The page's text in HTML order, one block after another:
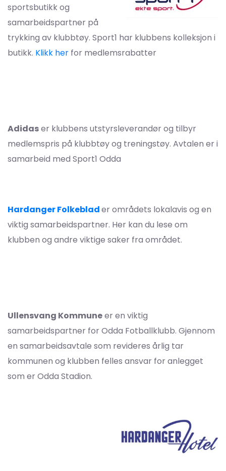
sportsbutikk og
samarbeidspartner på
trykking av klubbtøy. Sport1 har klubbens kolleksjon i
butikk. Klikk her for medlemsrabatter
Adidaser klubbens utstyrsleverandør og tilbyr
medlemspris på klubbtøy og treningstøy. Avtalen er i
samarbeid med Sport1 Odda
Hardanger Folkeblader områdets lokalavis og en
viktig samarbeidspartner. Her kan du lese om
klubben og andre viktige saker fra området.
Ullensvang Kommuneer en viktig
samarbeidspartner for Odda Fotballklubb. Gjennom
en samarbeidsavtale som revideres årlig tar
kommunen og klubben felles ansvar for anlegget
som er Odda Stadion.